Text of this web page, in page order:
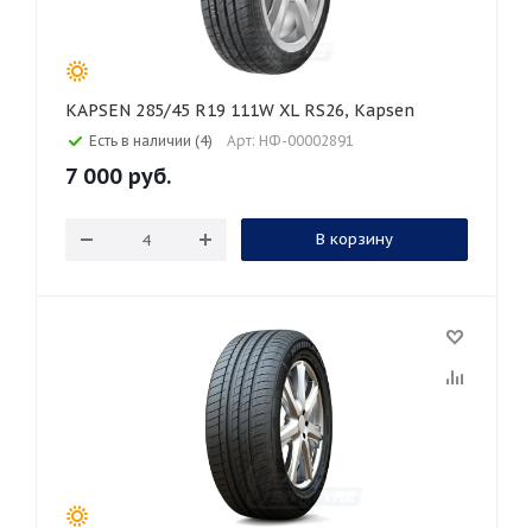
KAPSEN 285/45 R19 111W XL RS26, Kapsen
Есть в наличии (4) Арт: НФ-00002891
7 000 руб.
В корзину